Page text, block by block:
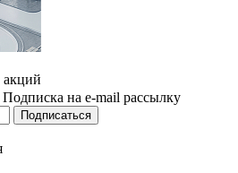
акций
Подписка на e-mail рассылку